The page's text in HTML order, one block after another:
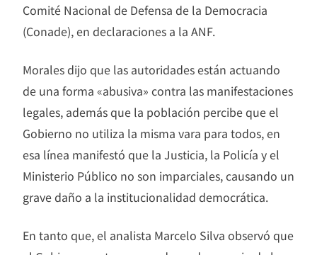
Comité Nacional de Defensa de la Democracia
(Conade), en declaraciones a la ANF.
Morales dijo que las autoridades están actuando
de una forma «abusiva» contra las manifestaciones
legales, además que la población percibe que el
Gobierno no utiliza la misma vara para todos, en
esa línea manifestó que la Justicia, la Policía y el
Ministerio Público no son imparciales, causando un
grave daño a la institucionalidad democrática.
En tanto que, el analista Marcelo Silva observó que